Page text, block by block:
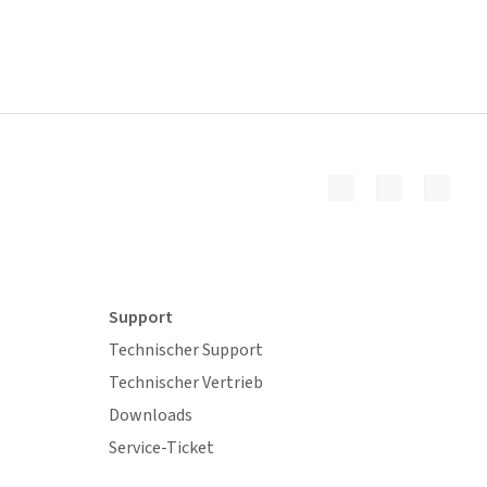
Support
Technischer Support
Technischer Vertrieb
Downloads
Service-Ticket